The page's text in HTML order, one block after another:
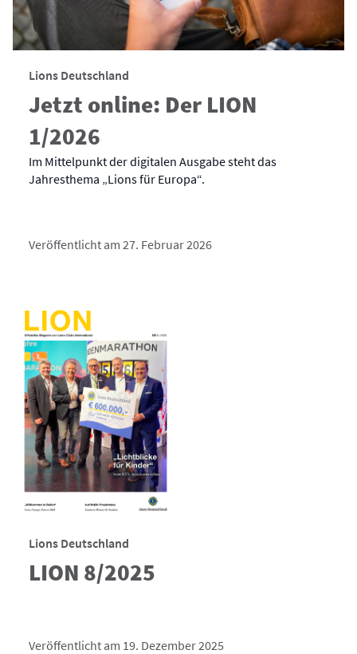
Lions Deutschland
Jetzt online: Der LION
1/2026
Im Mittelpunkt der digitalen Ausgabe steht das
Jahresthema „Lions für Europa“.
Veröffentlicht am 27. Februar 2026
Lions Deutschland
LION 8/2025
Veröffentlicht am 19. Dezember 2025